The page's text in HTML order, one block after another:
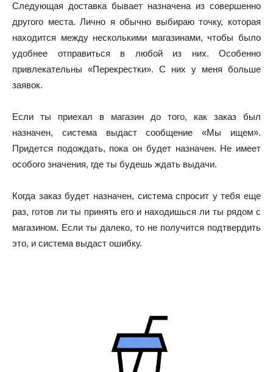
Следующая доставка бывает назначена из совершенно
другого места. Лично я обычно выбираю точку, которая
находится между несколькими магазинами, чтобы было
удобнее отправиться в любой из них. Особенно
привлекательны «Перекрестки». С них у меня больше
заявок.
Если ты приехал в магазин до того, как заказ был
назначен, система выдаст сообщение «Мы ищем».
Придется подождать, пока он будет назначен. Не имеет
особого значения, где ты будешь ждать выдачи.
Когда заказ будет назначен, система спросит у тебя еще
раз, готов ли ты принять его и находишься ли ты рядом с
магазином. Если ты далеко, то не получится подтвердить
это, и система выдаст ошибку.